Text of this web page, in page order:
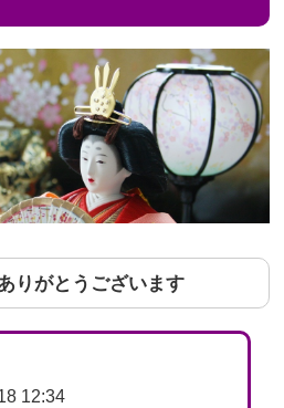
ありがとうございます
12:34